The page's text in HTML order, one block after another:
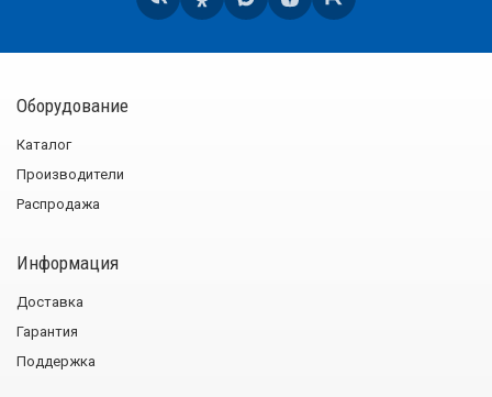
Оборудование
Каталог
Производители
Распродажа
Информация
Доставка
Гарантия
Поддержка